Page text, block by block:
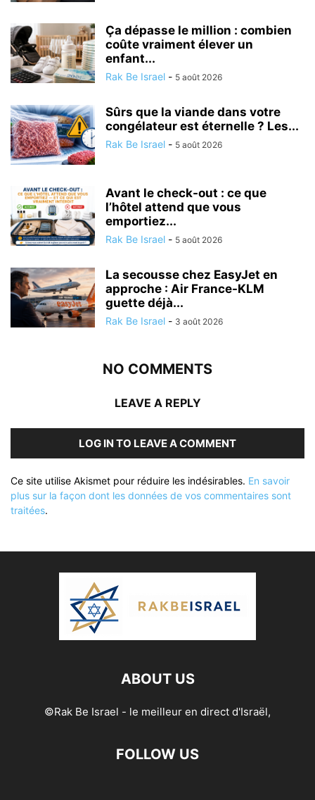
Ça dépasse le million : combien
coûte vraiment élever un
enfant...
Rak Be Israel - 5 août 2026
Sûrs que la viande dans votre
congélateur est éternelle ? Les...
Rak Be Israel - 5 août 2026
Avant le check-out : ce que
l’hôtel attend que vous
emportiez...
Rak Be Israel - 5 août 2026
La secousse chez EasyJet en
approche : Air France-KLM
guette déjà...
Rak Be Israel - 3 août 2026
NO COMMENTS
LEAVE A REPLY
LOG IN TO LEAVE A COMMENT
Ce site utilise Akismet pour réduire les indésirables. En savoir
plus sur la façon dont les données de vos commentaires sont
traitées.
ABOUT US
©Rak Be Israel - le meilleur en direct d'Israël,
FOLLOW US